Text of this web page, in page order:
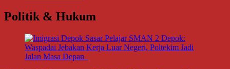
Politik & Hukum